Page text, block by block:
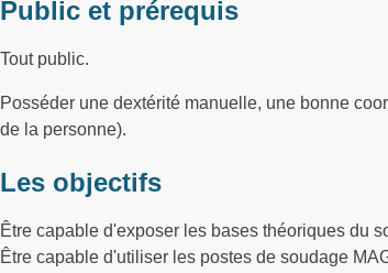
Public et prérequis
Tout public.
Posséder une dextérité manuelle, une bonne
de la personne).
Les objectifs
Être capable d'exposer les bases théoriques du
Être capable d'utiliser les postes de soudage